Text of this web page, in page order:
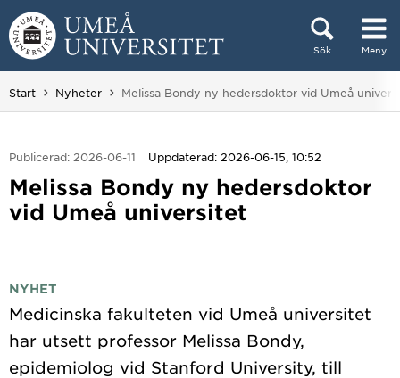
Hoppa direkt till innehållet
Sök Meny
Huvudmenyn dold.
Start Nyheter Du är här:
Melissa Bondy ny hedersdoktor vid Umeå
Publicerad: 2026-06-11 Uppdaterad: 2026-06-15, 10:52
Melissa Bondy ny hedersdoktor
vid Umeå universitet
NYHET
Medicinska fakulteten vid Umeå universitet
har utsett professor Melissa Bondy,
epidemiolog vid Stanford University, till